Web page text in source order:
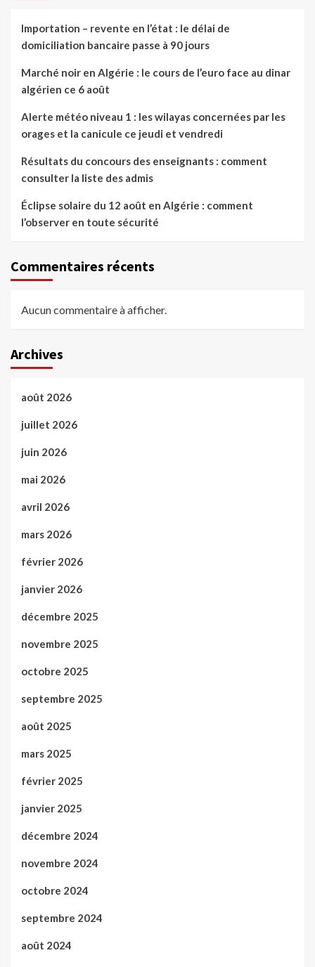
Importation – revente en l’état : le délai de
domiciliation bancaire passe à 90 jours
Marché noir en Algérie : le cours de l’euro face au dinar
algérien ce 6 août
Alerte météo niveau 1 : les wilayas concernées par les
orages et la canicule ce jeudi et vendredi
Résultats du concours des enseignants : comment
consulter la liste des admis
Éclipse solaire du 12 août en Algérie : comment
l’observer en toute sécurité
Commentaires récents
Aucun commentaire à afficher.
Archives
août 2026
juillet 2026
juin 2026
mai 2026
avril 2026
mars 2026
février 2026
janvier 2026
décembre 2025
novembre 2025
octobre 2025
septembre 2025
août 2025
mars 2025
février 2025
janvier 2025
décembre 2024
novembre 2024
octobre 2024
septembre 2024
août 2024